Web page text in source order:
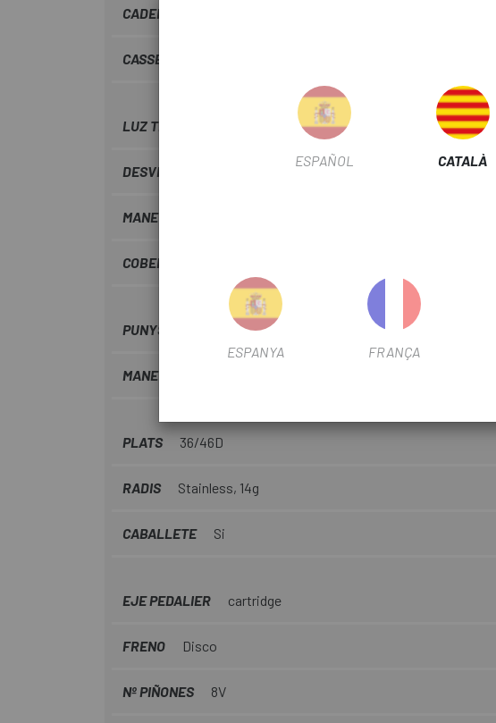
CADENA
CASSETTE
LUZ TRASERA
DESVIADOR TRASERO Shimano Altus
MANETAS DE FRE
COBERTES
PUNYS Giant ErgoContact
MANETA DE CAMBIO
PLATS 36/46D
RADIS Stainless, 14g
CABALLETE Si
EJE PEDALIER cartridge
FRENO Disco
Nº PIÑONES 8V
ESPAÑOL CATALÀ
ESPANYA FRANÇA